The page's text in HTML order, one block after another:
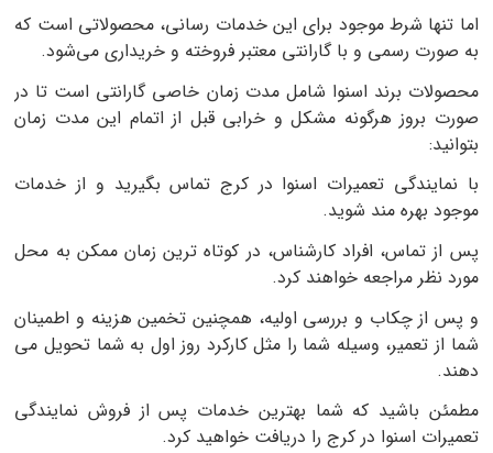
اما تنها شرط موجود برای این خدمات رسانی، محصولاتی است که
به صورت رسمی و با گارانتی معتبر فروخته و خریداری می‌شود.
محصولات برند اسنوا شامل مدت زمان خاصی گارانتی است تا در
صورت بروز هرگونه مشکل و خرابی قبل از اتمام این مدت زمان
بتوانید:
با نمایندگی تعمیرات اسنوا در کرج تماس بگیرید و از خدمات
موجود بهره مند شوید.
پس از تماس، افراد کارشناس، در کوتاه ترین زمان ممکن به محل
مورد نظر مراجعه خواهند کرد.
و پس از چکاب و بررسی اولیه، همچنین تخمین هزینه و اطمینان
شما از تعمیر، وسیله شما را مثل کارکرد روز اول به شما تحویل می
دهند.
مطمئن باشید که شما بهترین خدمات پس از فروش نمایندگی
تعمیرات اسنوا درکرج را دریافت خواهید کرد.